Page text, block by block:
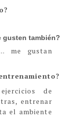
gusten también?
me gustan
de
entrenar
el ambiente